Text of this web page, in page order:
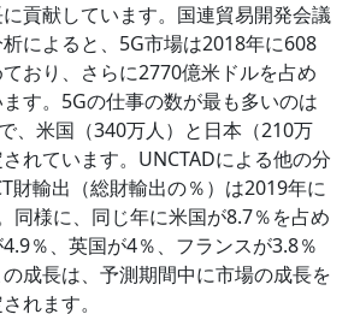
貢献しています。国連貿易開発会議
析によると、5G市場は2018年に608
おり、さらに2770億米ドルを占め
す。5Gの仕事の数が最も多いのは
、米国（340万人）と日本（210万
れています。UNCTADによる他の分
財輸出（総財輸出の％）は2019年に
同様に、同じ年に米国が8.7％を占め
％、英国が4％、フランスが3.8％
成長は、予測期間中に市場の成長を
れます。